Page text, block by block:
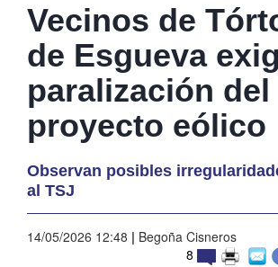
Vecinos de
de Esgueva
paralización del
proyecto eólico
Observan posibles
al TSJ
14/05/2026 12:48 | Begoña Cisneros
8